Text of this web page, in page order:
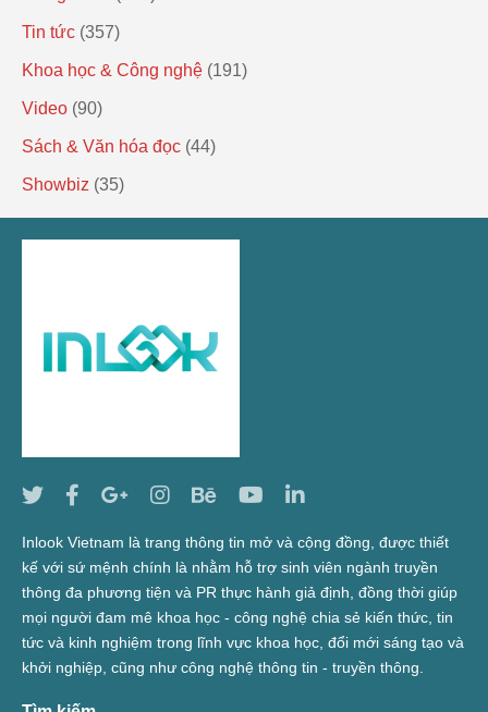
Tin tức (357)
Khoa học & Công nghệ (191)
Video (90)
Sách & Văn hóa đọc (44)
Showbiz (35)
Inlook Vietnam là trang thông tin mở và cộng đồng, được thiết
kế với sứ mệnh chính là nhằm hỗ trợ sinh viên ngành truyền
thông đa phương tiện và PR thực hành giả định, đồng thời giúp
mọi người đam mê khoa học - công nghệ chia sẻ kiến thức, tin
tức và kinh nghiệm trong lĩnh vực khoa học, đổi mới sáng tạo và
khởi nghiệp, cũng như công nghệ thông tin - truyền thông.